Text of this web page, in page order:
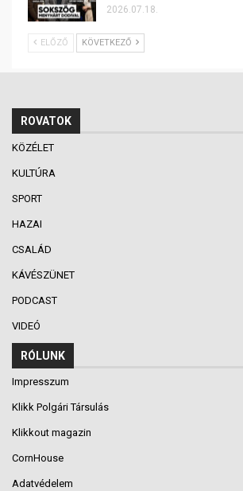
2026.07.18.
ELŐZŐ KÖVETKEZŐ
ROVATOK
KÖZÉLET
KULTÚRA
SPORT
HAZAI
CSALÁD
KÁVÉSZÜNET
PODCAST
VIDEÓ
RÓLUNK
Impresszum
Klikk Polgári Társulás
Klikkout magazin
CornHouse
Adatvédelem